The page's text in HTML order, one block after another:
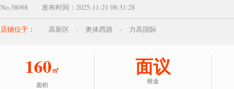
No.38098 发布时间：2025-11-21 08:31:28
店铺位于： 高新区 - 奥体西路 - 力高国际
160㎡
面积
面议
租金